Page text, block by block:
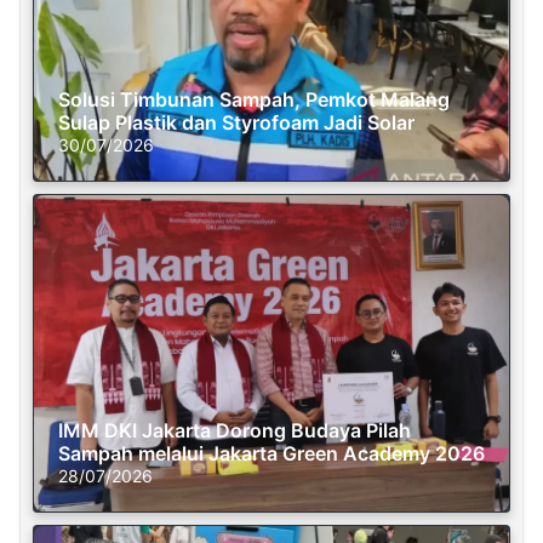
Solusi Timbunan Sampah, Pemkot Malang
Sulap Plastik dan Styrofoam Jadi Solar
30/07/2026
IMM DKI Jakarta Dorong Budaya Pilah
Sampah melalui Jakarta Green Academy 2026
28/07/2026